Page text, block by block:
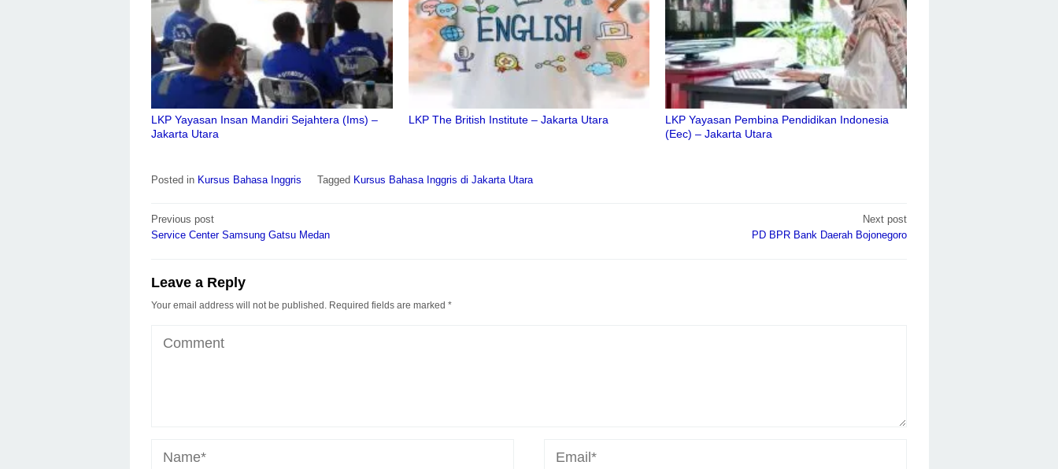
LKP Yayasan Insan Mandiri Sejahtera (Ims) –
Jakarta Utara
LKP The British Institute – Jakarta Utara
LKP Yayasan Pembina Pendidikan Indonesia
(Eec) – Jakarta Utara
Posted in Kursus Bahasa Inggris Tagged Kursus Bahasa Inggris di Jakarta Utara
Post
navigation
Previous post
Service Center Samsung Gatsu Medan
Next post
PD BPR Bank Daerah Bojonegoro
Leave a Reply
Your email address will not be published. Required fields are marked *